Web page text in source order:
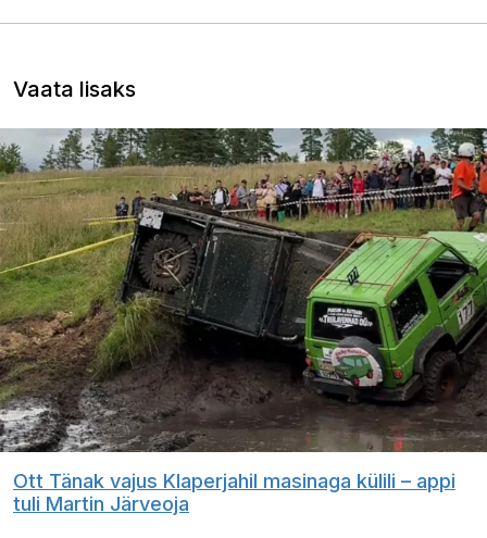
Vaata lisaks
Ott Tänak vajus Klaperjahil masinaga külili – appi
tuli Martin Järveoja